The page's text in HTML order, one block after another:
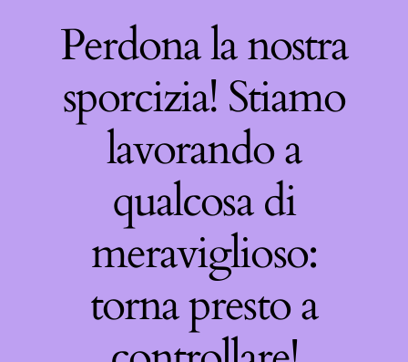
Perdona la nostra
sporcizia! Stiamo
lavorando a
qualcosa di
meraviglioso:
torna presto a